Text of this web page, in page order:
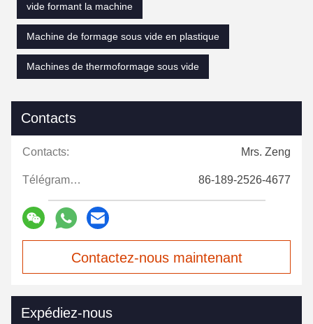
vide formant la machine
Machine de formage sous vide en plastique
Machines de thermoformage sous vide
Contacts
Contacts: Mrs. Zeng
Télégramme: 86-189-2526-4677
Contactez-nous maintenant
Expédiez-nous